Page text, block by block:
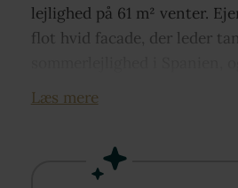
lejlighed på 61 m² venter.
flot hvid facade, der leder
mærker man den særlige
Lejligheden ligger på 2. sal
Læs mere